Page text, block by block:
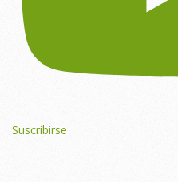
Suscribirse